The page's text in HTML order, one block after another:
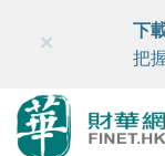
財華智庫網
×
下
把